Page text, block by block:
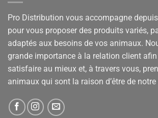
Pro Distribution vous accompagne
pour vous proposer des produits variés,
adaptés aux besoins de vos animaux.
grande importance à la relation client
satisfaire au mieux et, à travers vous,
animaux qui sont la raison d’être de notre